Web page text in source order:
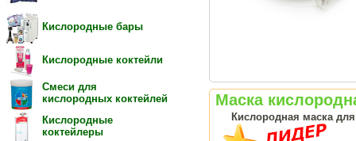
Кислородные бары
Кислородные коктейли
Смеси для
кислородных коктейлей
Кислородные
коктейлеры
Маска
Кислородная маска